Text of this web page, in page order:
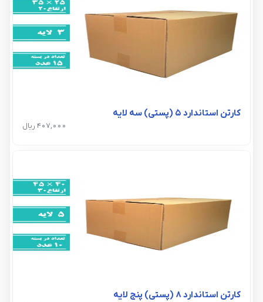
کارتن استاندارد 5 (پستی) سه لایه
407,000 ریال
کارتن استاندارد 8 (پستی) پنج لایه